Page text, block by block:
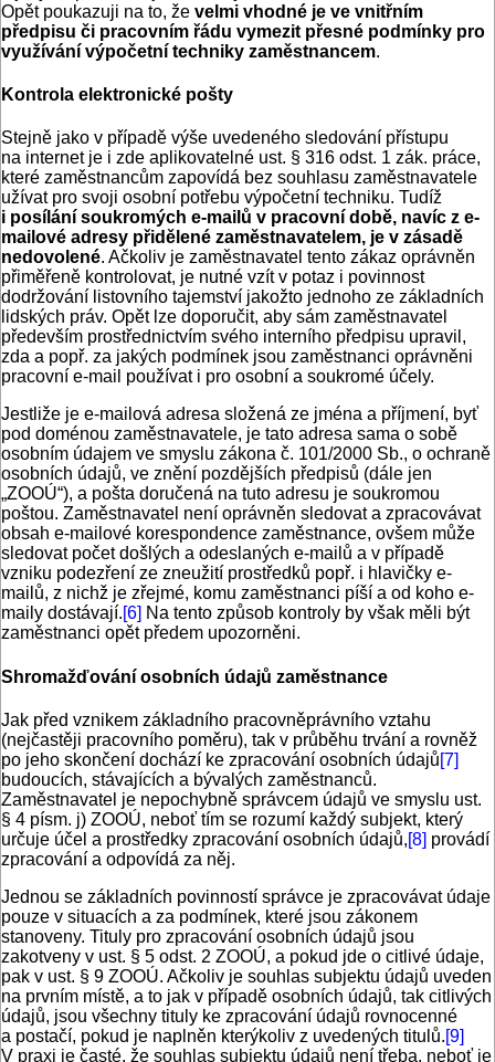
Opět poukazuji na to, že velmi vhodné je ve vnitřním
předpisu či pracovním řádu vymezit přesné podmínky pro
využívání výpočetní techniky zaměstnancem.
Kontrola elektronické pošty
Stejně jako v případě výše uvedeného sledování přístupu
na internet je i zde aplikovatelné ust. § 316 odst. 1 zák. práce,
které zaměstnancům zapovídá bez souhlasu zaměstnavatele
užívat pro svoji osobní potřebu výpočetní techniku. Tudíž
i posílání soukromých e-mailů v pracovní době, navíc z e-
mailové adresy přidělené zaměstnavatelem, je v zásadě
nedovolené. Ačkoliv je zaměstnavatel tento zákaz oprávněn
přiměřeně kontrolovat, je nutné vzít v potaz i povinnost
dodržování listovního tajemství jakožto jednoho ze základních
lidských práv. Opět lze doporučit, aby sám zaměstnavatel
především prostřednictvím svého interního předpisu upravil,
zda a popř. za jakých podmínek jsou zaměstnanci oprávněni
pracovní e-mail používat i pro osobní a soukromé účely.
Jestliže je e-mailová adresa složená ze jména a příjmení, byť
pod doménou zaměstnavatele, je tato adresa sama o sobě
osobním údajem ve smyslu zákona č. 101/2000 Sb., o ochraně
osobních údajů, ve znění pozdějších předpisů (dále jen
„ZOOÚ“), a pošta doručená na tuto adresu je soukromou
poštou. Zaměstnavatel není oprávněn sledovat a zpracovávat
obsah e-mailové korespondence zaměstnance, ovšem může
sledovat počet došlých a odeslaných e-mailů a v případě
vzniku podezření ze zneužití prostředků popř. i hlavičky e-
mailů, z nichž je zřejmé, komu zaměstnanci píší a od koho e-
maily dostávají.[6] Na tento způsob kontroly by však měli být
zaměstnanci opět předem upozorněni.
Shromažďování osobních údajů zaměstnance
Jak před vznikem základního pracovněprávního vztahu
(nejčastěji pracovního poměru), tak v průběhu trvání a rovněž
po jeho skončení dochází ke zpracování osobních údajů[7]
budoucích, stávajících a bývalých zaměstnanců.
Zaměstnavatel je nepochybně správcem údajů ve smyslu ust.
§ 4 písm. j) ZOOÚ, neboť tím se rozumí každý subjekt, který
určuje účel a prostředky zpracování osobních údajů,[8] provádí
zpracování a odpovídá za něj.
Jednou se základních povinností správce je zpracovávat údaje
pouze v situacích a za podmínek, které jsou zákonem
stanoveny. Tituly pro zpracování osobních údajů jsou
zakotveny v ust. § 5 odst. 2 ZOOÚ, a pokud jde o citlivé údaje,
pak v ust. § 9 ZOOÚ. Ačkoliv je souhlas subjektu údajů uveden
na prvním místě, a to jak v případě osobních údajů, tak citlivých
údajů, jsou všechny tituly ke zpracování údajů rovnocenné
a postačí, pokud je naplněn kterýkoliv z uvedených titulů.[9]
V praxi je časté, že souhlas subjektu údajů není třeba, neboť je